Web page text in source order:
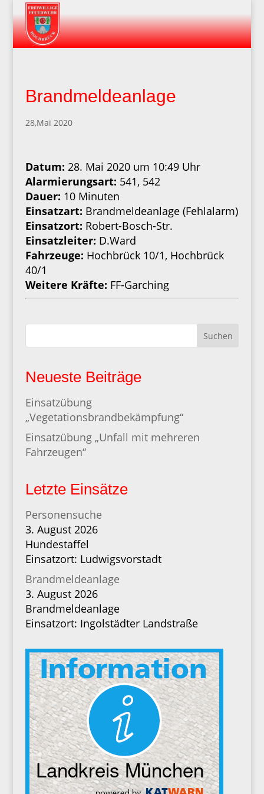
Brandmeldeanlage
28,Mai 2020
Datum: 28. Mai 2020 um 10:49 Uhr
Alarmierungsart: 541, 542
Dauer: 10 Minuten
Einsatzart: Brandmeldeanlage (Fehlalarm)
Einsatzort: Robert-Bosch-Str.
Einsatzleiter: D.Ward
Fahrzeuge: Hochbrück 10/1, Hochbrück
40/1
Weitere Kräfte: FF-Garching
Suchen
Neueste Beiträge
Einsatzübung
„Vegetationsbrandbekämpfung“
Einsatzübung „Unfall mit mehreren
Fahrzeugen“
Letzte Einsätze
Personensuche
3. August 2026
Hundestaffel
Einsatzort: Ludwigsvorstadt
Brandmeldeanlage
3. August 2026
Brandmeldeanlage
Einsatzort: Ingolstädter Landstraße